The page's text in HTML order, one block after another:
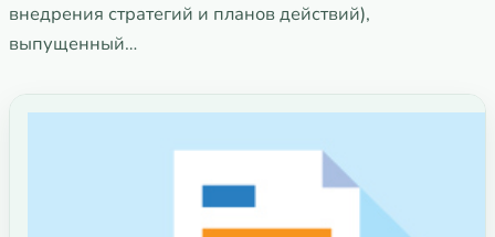
внедрения стратегий и планов действий),
выпущенный…